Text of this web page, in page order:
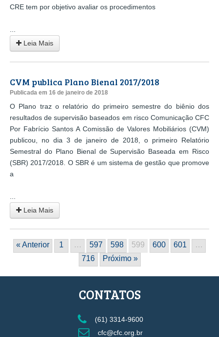
CRE tem por objetivo avaliar os procedimentos
Leia Mais
CVM publica Plano Bienal 2017/2018
Publicada em 16 de janeiro de 2018
O Plano traz o relatório do primeiro semestre do biênio dos
resultados de supervisão baseados em risco Comunicação CFC
Por Fabrício Santos A Comissão de Valores Mobiliários (CVM)
publicou, no dia 3 de janeiro de 2018, o primeiro Relatório
Semestral do Plano Bienal de Supervisão Baseada em Risco
(SBR) 2017/2018. O SBR é um sistema de gestão que promove
a
Leia Mais
« Anterior 1 … 597 598 599 600 601
…
716
Próximo »
CONTATOS
(61) 3314-9600
cfc@cfc.org.br